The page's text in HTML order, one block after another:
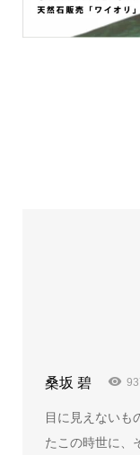
桑坂 碧
目に見えないも
たこの時世に、